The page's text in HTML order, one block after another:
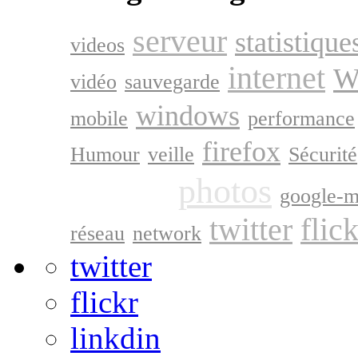
videos serveur
vidéo sauvegarde internet
mobile windows performance
Humour veille firefox Sécurité
photos google-
réseau network twitter
twitter
flickr
linkdin